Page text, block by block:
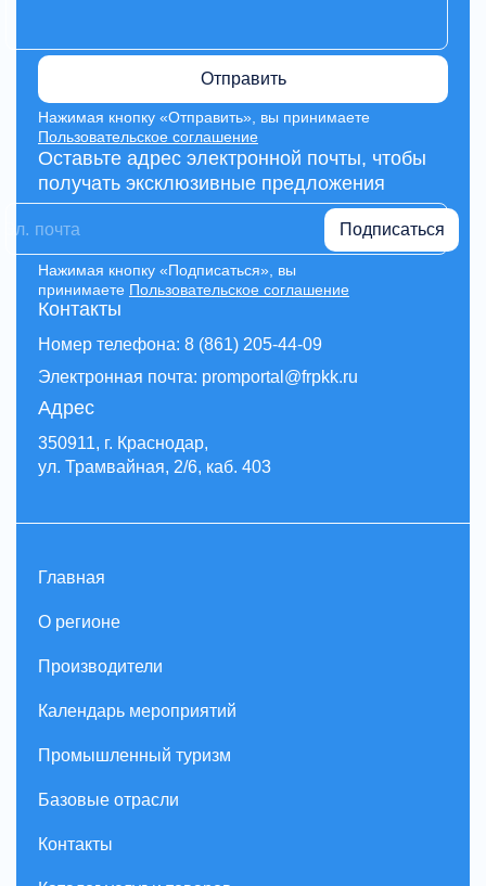
Контакты
Номер телефона: 8 (861) 205-44-09
Электронная почта: promportal@frpkk.ru
Адрес
350911, г. Краснодар,
ул. Трамвайная, 2/6, каб. 403
Отправить
Нажимая кнопку «Отправить», вы принимаете
Пользовательское соглашение
Оставьте адрес электронной почты, чтобы
получать эксклюзивные предложения
Подписаться
Нажимая кнопку «Подписаться», вы
принимаете Пользовательское соглашение
Главная
О регионе
Производители
Календарь мероприятий
Промышленный туризм
Базовые отрасли
Контакты